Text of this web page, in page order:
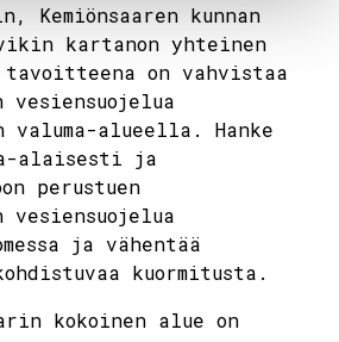
Kemiönsaaren kunnan
kartanon yhteinen
tavoitteena on vahvistaa
vesiensuojelua
valuma-alueella. Hanke
alaisesti ja
perustuen
vesiensuojelua
ja vähentää
kuormitusta.
kokoinen alue on